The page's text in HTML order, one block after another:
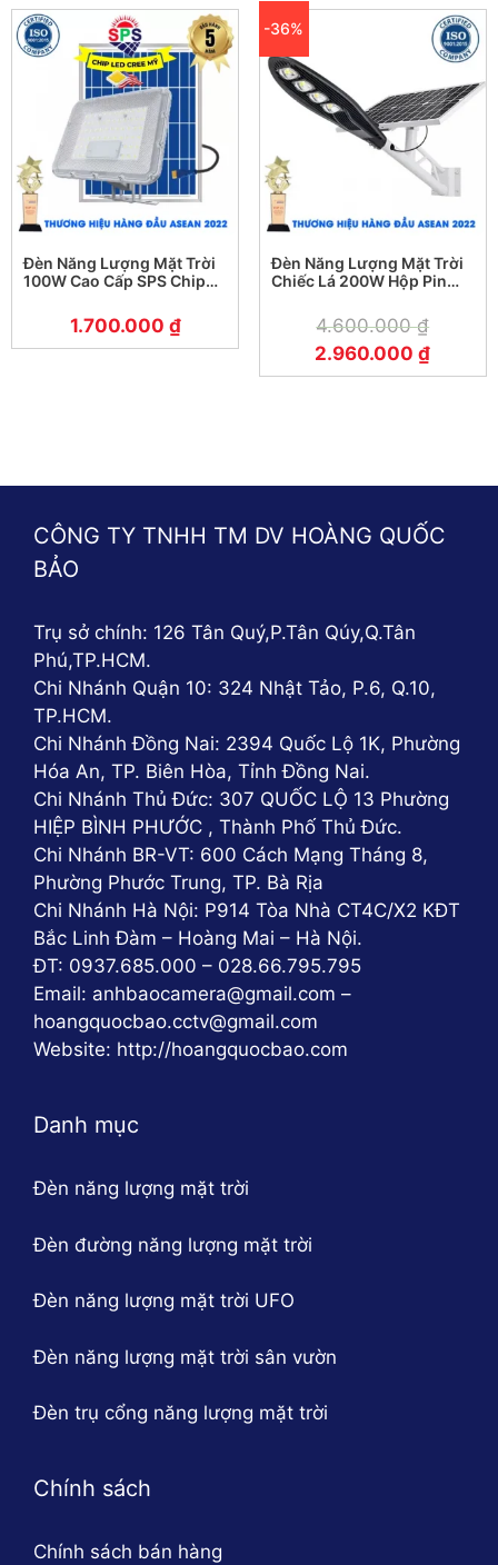
Đèn Năng Lượng Mặt Trời
100W Cao Cấp SPS Chip
1.700.000 ₫
-36%
Đèn Năng Lượng Mặt Trời
Chiếc Lá 200W Hộp Pin
4.600.000₫
2.960.000₫
CÔNG TY TNHH TM DV HOÀNG QUỐC
BẢO
Trụ sở chính: 126 Tân Quý,P.Tân Qúy,Q.Tân
Phú,TP.HCM.
Chi Nhánh Quận 10: 324 Nhật Tảo, P.6, Q.10,
TP.HCM.
Chi Nhánh Đồng Nai: 2394 Quốc Lộ 1K, Phường
Hóa An, TP. Biên Hòa, Tỉnh Đồng Nai.
Chi Nhánh Thủ Đức: 307 QUỐC LỘ 13 Phường
HIỆP BÌNH PHƯỚC , Thành Phố Thủ Đức.
Chi Nhánh BR-VT: 600 Cách Mạng Tháng 8,
Phường Phước Trung, TP. Bà Rịa
Chi Nhánh Hà Nội: P914 Tòa Nhà CT4C/X2 KĐT
Bắc Linh Đàm – Hoàng Mai – Hà Nội.
ĐT: 0937.685.000 – 028.66.795.795
Email: anhbaocamera@gmail.com –
hoangquocbao.cctv@gmail.com
Website: http://hoangquocbao.com
Danh mục
Đèn năng lượng mặt trời
Đèn đường năng lượng mặt trời
Đèn năng lượng mặt trời UFO
Đèn năng lượng mặt trời sân vườn
Đèn trụ cổng năng lượng mặt trời
Chính sách
Chính sách bán hàng